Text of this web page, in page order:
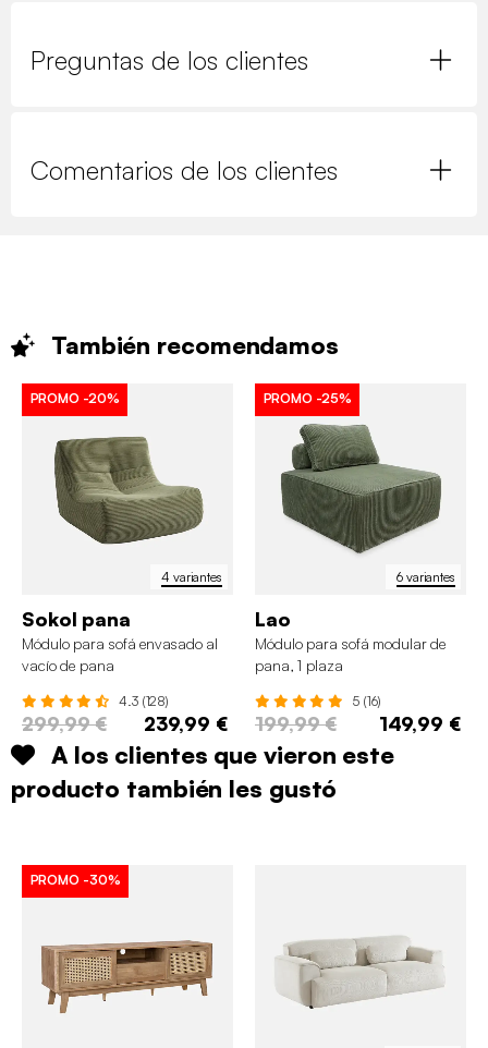
Preguntas de los clientes
Comentarios de los clientes
También recomendamos
4 variantes
PROMO -20%
Sokol pana
Módulo para sofá envasado al
vacío de pana
4.3 (128)
299,99 € 239,99 €
6 variantes
PROMO -25%
Lao
Módulo para sofá modular de
pana, 1 plaza
5 (16)
199,99 € 149,99 €
A los clientes que vieron este
producto también les gustó
PROMO -30%